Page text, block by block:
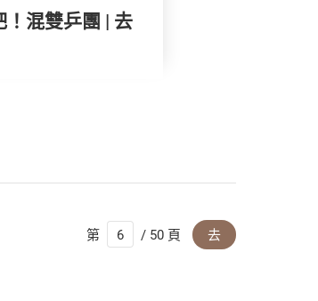
！混雙乒團 | 去
第 / 50 頁 去